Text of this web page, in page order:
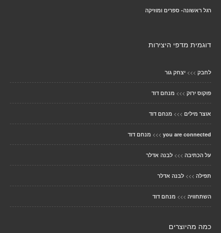
רגל ראשונה- ספרים ומוזיקה
דוגמית מדפי היצירות
לחבק >>> יצחק גור
פוקוס ירוק >>> מנחם דוד
אוצר מילים >>> מנחם דוד
you are connected
>>> מנחם דוד
על הכתיבה >>> לבנה אדלר
תפילה >>> לבנה אדלר
השתחוויה >>> מנחם דוד
כמה מהיוצרים